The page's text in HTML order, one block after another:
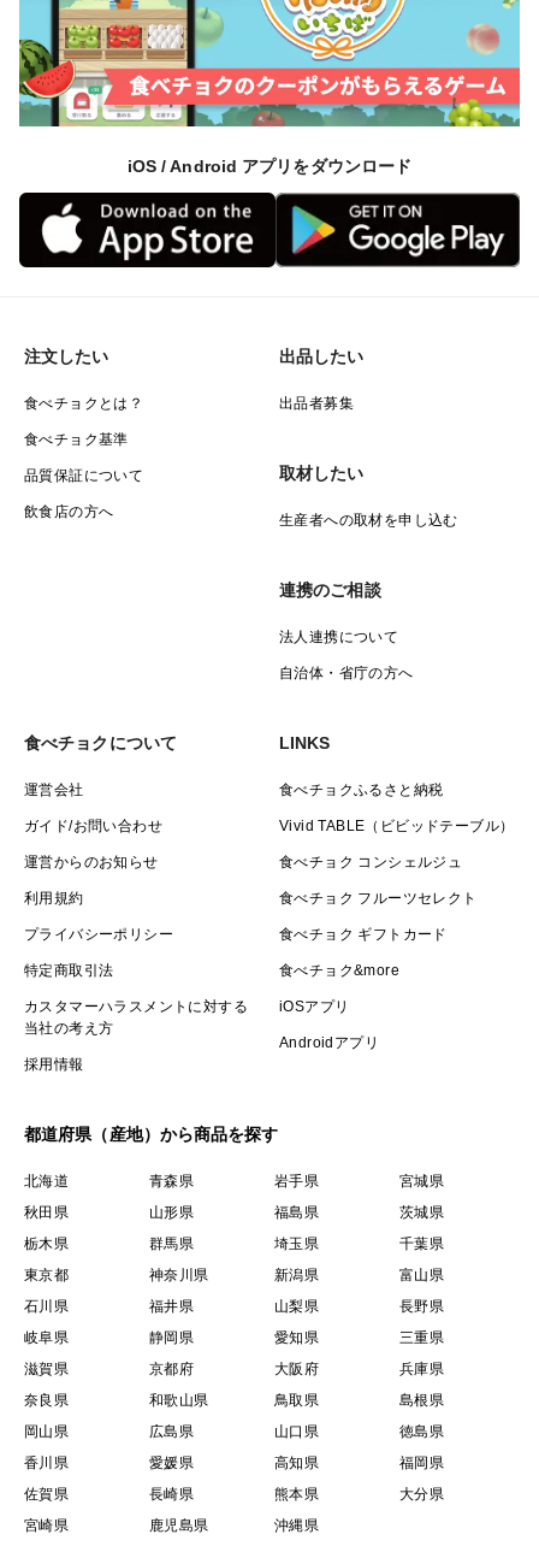
iOS / Android アプリをダウンロード
注文したい
食べチョクとは？
食べチョク基準
品質保証について
飲食店の方へ
出品したい
出品者募集
取材したい
生産者への取材を申し込む
連携のご相談
法人連携について
自治体・省庁の方へ
食べチョクについて
運営会社
ガイド/お問い合わせ
運営からのお知らせ
利用規約
プライバシーポリシー
特定商取引法
カスタマーハラスメントに対する
当社の考え方
採用情報
LINKS
食べチョクふるさと納税
Vivid TABLE（ビビッドテーブル）
食べチョク コンシェルジュ
食べチョク フルーツセレクト
食べチョク ギフトカード
食べチョク&more
iOSアプリ
Androidアプリ
都道府県（産地）から商品を探す
北海道 青森県 岩手県
宮城県
秋田県
山形県 福島県
茨城県
栃木県
群馬県 埼玉県
千葉県
東京都
神奈川県 新潟県
富山県
石川県
福井県 山梨県
長野県
岐阜県
静岡県 愛知県
三重県
滋賀県
京都府 大阪府
兵庫県
奈良県
和歌山県 鳥取県
島根県
岡山県
広島県 山口県
徳島県
香川県
愛媛県 高知県
福岡県
佐賀県
長崎県 熊本県
大分県
宮崎県
鹿児島県 沖縄県